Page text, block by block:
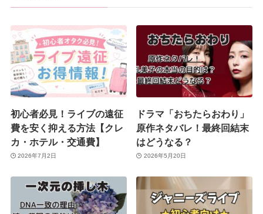
初心者必見！ライブの遠征
費を安く抑える方法【クレ
カ・ホテル・交通費】
2026年7月2日
ドラマ「おちたらおわり」
原作ネタバレ！最終回結末
はどうなる？
2026年5月20日